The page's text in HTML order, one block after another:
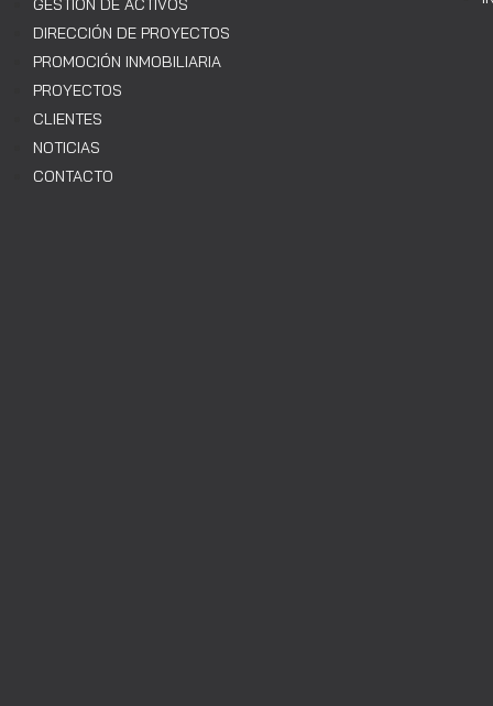
GESTIÓN DE ACTIVOS
DIRECCIÓN DE PROYECTOS
PROMOCIÓN INMOBILIARIA
PROYECTOS
CLIENTES
NOTICIAS
CONTACTO